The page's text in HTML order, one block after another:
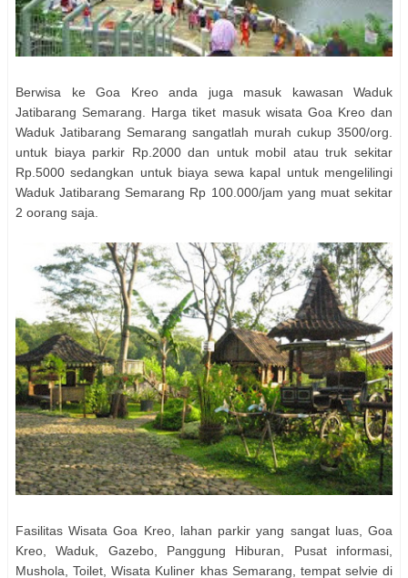
Berwisa ke Goa Kreo anda juga masuk kawasan Waduk
Jatibarang Semarang. Harga tiket masuk wisata Goa Kreo dan
Waduk Jatibarang Semarang sangatlah murah cukup 3500/org.
untuk biaya parkir Rp.2000 dan untuk mobil atau truk sekitar
Rp.5000 sedangkan untuk biaya sewa kapal untuk mengelilingi
Waduk Jatibarang Semarang Rp 100.000/jam yang muat sekitar
2 oorang saja.
Fasilitas Wisata Goa Kreo, lahan parkir yang sangat luas, Goa
Kreo, Waduk, Gazebo, Panggung Hiburan, Pusat informasi,
Mushola, Toilet, Wisata Kuliner khas Semarang, tempat selvie di